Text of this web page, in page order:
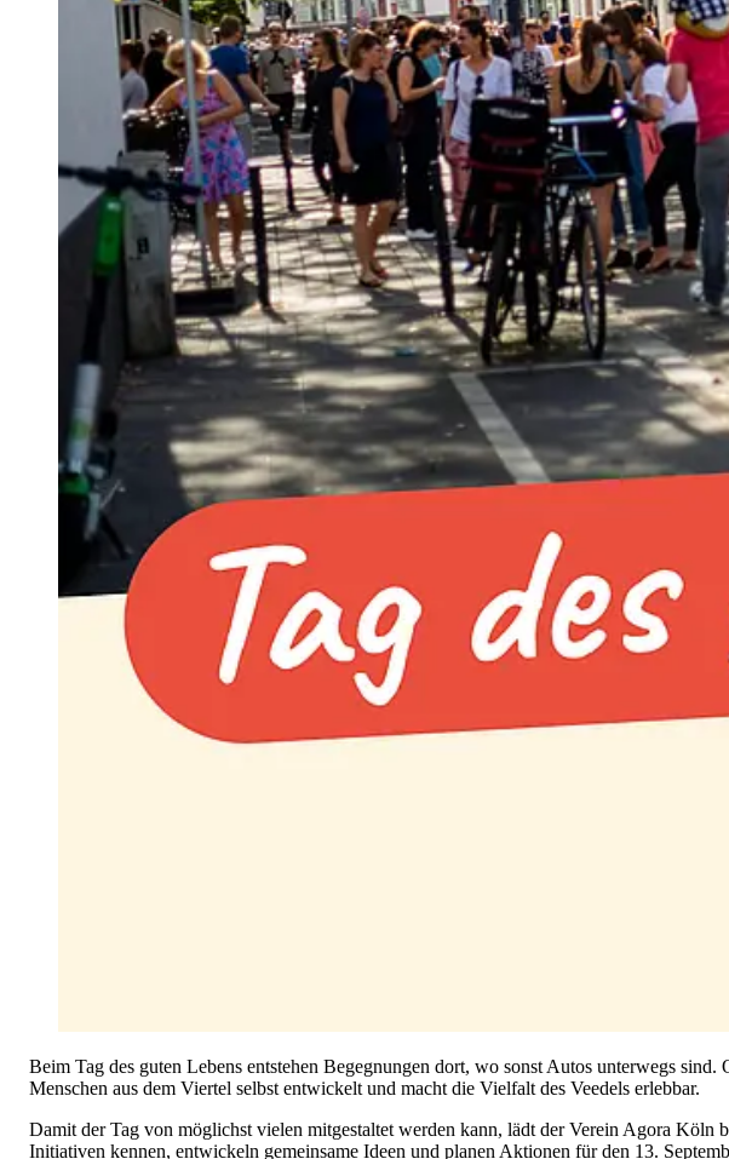
Beim Tag des guten Lebens entstehen Begegnungen dort, wo sonst Autos unterwegs
Menschen aus dem Viertel selbst entwickelt und macht die Vielfalt des Veedels erlebbar.
Damit der Tag von möglichst vielen mitgestaltet werden kann, lädt der Verein Agora
Initiativen kennen, entwickeln gemeinsame Ideen und planen Aktionen für den 13.